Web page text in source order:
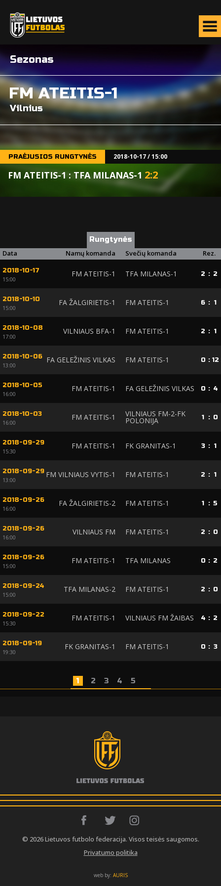
Sezonas
FM ATEITIS-1
Vilnius
PRAĖJUSIOS RUNGTYNĖS 2018-10-17 / 15:00
FM ATEITIS-1 : TFA MILANAS-1 2:2
Rungtynės
Data
Namų komanda Svečių komanda Rez.
2018-10-17
15:00
FM ATEITIS-1 TFA MILANAS-1 2 : 2
2018-10-10
15:00
FA ŽALGIRIETIS-1 FM ATEITIS-1 6 : 1
2018-10-08
17:00
VILNIAUS BFA-1 FM ATEITIS-1 2 : 1
2018-10-06
13:00
FA GELEŽINIS VILKAS FM ATEITIS-1 0 : 12
2018-10-05
16:00
FM ATEITIS-1 FA GELEŽINIS VILKAS 0 : 4
2018-10-03
16:00
FM ATEITIS-1 VILNIAUS FM-2-FK
POLONIJA 1 : 0
2018-09-29
15:30
FM ATEITIS-1 FK GRANITAS-1 3 : 1
2018-09-29
13:00
FM VILNIAUS VYTIS-1 FM ATEITIS-1 2 : 1
2018-09-26
16:00
FA ŽALGIRIETIS-2 FM ATEITIS-1 1 : 5
2018-09-26
16:00
VILNIAUS FM FM ATEITIS-1 2 : 0
2018-09-26
15:00
FM ATEITIS-1 TFA MILANAS 0 : 2
2018-09-24
15:00
TFA MILANAS-2 FM ATEITIS-1 2 : 0
2018-09-22
15:30
FM ATEITIS-1 VILNIAUS FM ŽAIBAS 4 : 2
2018-09-19
19:30
FK GRANITAS-1 FM ATEITIS-1 0 : 3
1 2 3 4 5
© 2026 Lietuvos futbolo federacija. Visos teisės saugomos.
Privatumo politika
web by: AURIS